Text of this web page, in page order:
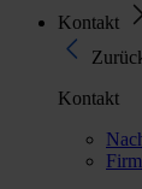
Kontakt
Kontakt